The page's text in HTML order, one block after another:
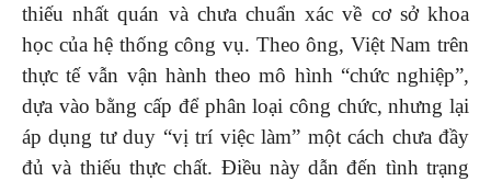
thiếu nhất quán và chưa chuẩn xác về cơ sở khoa
học của hệ thống công vụ. Theo ông, Việt Nam trên
thực tế vẫn vận hành theo mô hình “chức nghiệp”,
dựa vào bằng cấp để phân loại công chức, nhưng lại
áp dụng tư duy “vị trí việc làm” một cách chưa đầy
đủ và thiếu thực chất. Điều này dẫn đến tình trạng